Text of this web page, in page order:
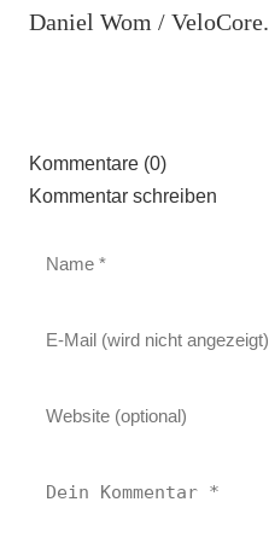
Daniel Wom / VeloCore.
Kommentare (0)
Kommentar schreiben